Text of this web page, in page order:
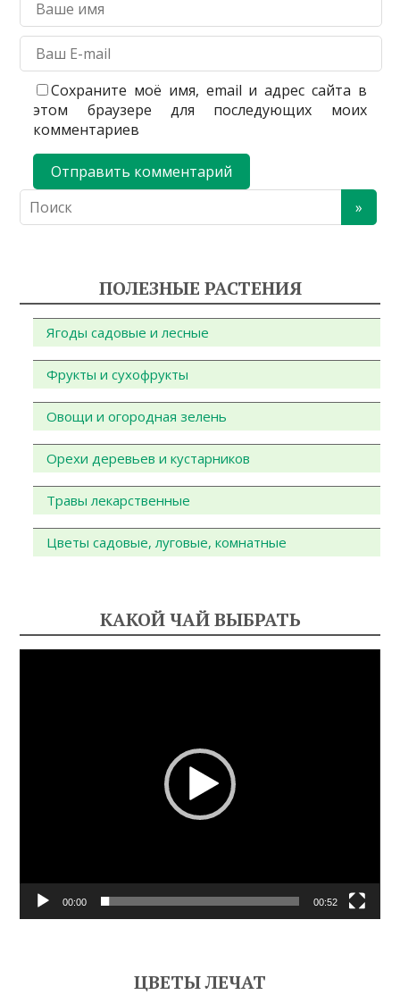
Сохраните моё имя, email и адрес сайта в
этом браузере для последующих моих
комментариев
ПОЛЕЗНЫЕ РАСТЕНИЯ
Ягоды садовые и лесные
Фрукты и сухофрукты
Овощи и огородная зелень
Орехи деревьев и кустарников
Травы лекарственные
Цветы садовые, луговые, комнатные
КАКОЙ ЧАЙ ВЫБРАТЬ
00:00 00:52
ЦВЕТЫ ЛЕЧАТ